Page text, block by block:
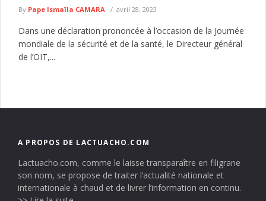
By Pape Ismaïla CAMARA avril 28, 2023
Dans une déclaration prononcée à l’occasion de la Journée
mondiale de la sécurité et de la santé, le Directeur général
de l’OIT,...
A PROPOS DE LACTUACHO.COM
Lactuacho.com, comme le laisse transparaître en filigrane
son nom, se propose de traiter l’actualité nationale et
internationale à chaud et de livrer l’information en continu.